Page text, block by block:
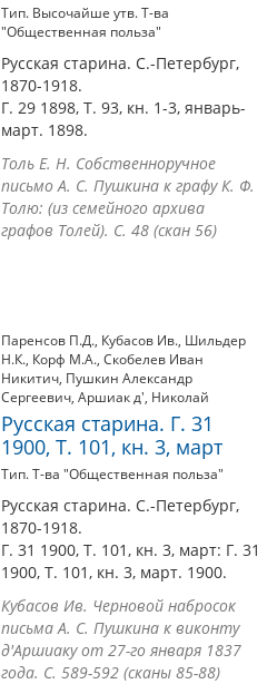
Тип. Высочайше утв. Т-ва
"Общественная польза"
Русская старина. С.-Петербург,
1870-1918.
Г. 29 1898, Т. 93, кн. 1-3, январь-
март. 1898.
Толь Е. Н. Собственноручное
письмо А. С. Пушкина к графу К. Ф.
Толю: (из семейного архива
графов Толей). С. 48 (скан 56)
Паренсов П.Д., Кубасов Ив., Шильдер
Н.К., Корф М.А., Скобелев Иван
Никитич, Пушкин Александр
Сергеевич, Аршиак д', Николай
Русская старина. Г. 31
1900, Т. 101, кн. 3, март
Тип. Т-ва "Общественная польза"
Русская старина. С.-Петербург,
1870-1918.
Г. 31 1900, Т. 101, кн. 3, март: Г. 31
1900, Т. 101, кн. 3, март. 1900.
Кубасов Ив. Черновой набросок
письма А. С. Пушкина к виконту
д'Аршиаку от 27-го января 1837
года. С. 589-592 (сканы 85-88)